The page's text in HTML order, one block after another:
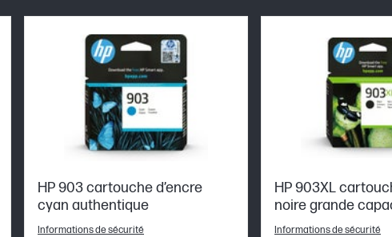
HP 903 cartouche d’encre
cyan authentique
Informations de sécurité
HP 903XL
noire grande
authentique
Informations de sécurité